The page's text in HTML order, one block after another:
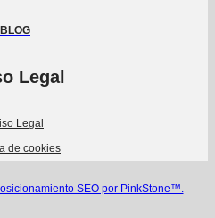
BLOG
Legal
Legal
de cookies
SEO por PinkStone™.